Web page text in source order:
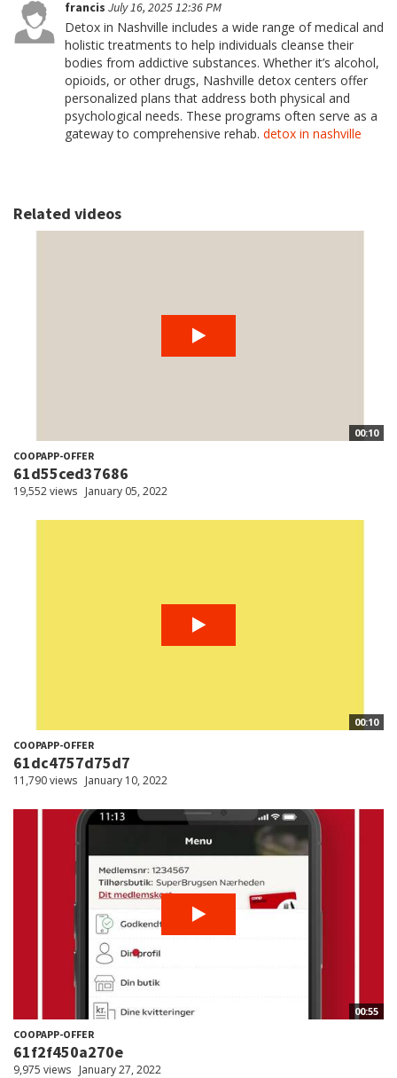
francis July 16, 2025 12:36 PM
Detox in Nashville includes a wide range of medical and
holistic treatments to help individuals cleanse their
bodies from addictive substances. Whether it’s alcohol,
opioids, or other drugs, Nashville detox centers offer
personalized plans that address both physical and
psychological needs. These programs often serve as a
gateway to comprehensive rehab. detox in nashville
Related videos
00:10
COOPAPP-OFFER
61d55ced37686
19,552 views January 05, 2022
00:10
COOPAPP-OFFER
61dc4757d75d7
11,790 views January 10, 2022
00:55
COOPAPP-OFFER
61f2f450a270e
9,975 views January 27, 2022